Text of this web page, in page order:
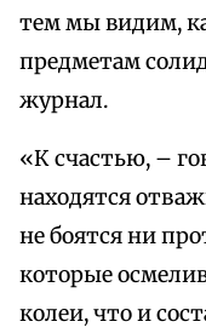
тем мы видим,
предметам
журнал.
«К счастью, –
находятся
не боятся ни
которые
колеи, что и